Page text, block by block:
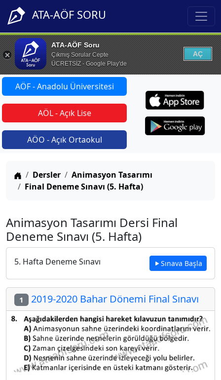
ATA-AÖF SORU
ATA-AÖF Soru
Çıkmış Sorular Cepte
ÜCRETSİZ - Google Play'de
AÇ
AÖF - Anadolu Üniversitesi
AÖL - Açık Lise
AÖO - Açık Ortaokul
Anasayfa
Dersler
Animasyon Tasarımı
Final Deneme Sınavı (5. Hafta)
Animasyon Tasarımı Dersi Final
Deneme Sınavı (5. Hafta)
5. Hafta Deneme Sınavı Sınava Başla
1 2019-2020 Bahar Dönemi Final Sınavı